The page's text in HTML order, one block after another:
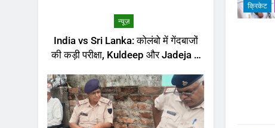
न्यूज़
India vs Sri Lanka: कोलंबो में गेंदबाजों
की कड़ी परीक्षा, Kuldeep और Jadeja ने
क्रिकेट